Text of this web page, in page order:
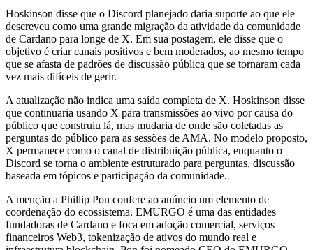
Hoskinson disse que o Discord planejado daria suporte ao que ele
descreveu como uma grande migração da atividade da comunidade
de Cardano para longe de X. Em sua postagem, ele disse que o
objetivo é criar canais positivos e bem moderados, ao mesmo tempo
que se afasta de padrões de discussão pública que se tornaram cada
vez mais difíceis de gerir.
A atualização não indica uma saída completa de X. Hoskinson disse
que continuaria usando X para transmissões ao vivo por causa do
público que construiu lá, mas mudaria de onde são coletadas as
perguntas do público para as sessões de AMA. No modelo proposto,
X permanece como o canal de distribuição pública, enquanto o
Discord se torna o ambiente estruturado para perguntas, discussão
baseada em tópicos e participação da comunidade.
A menção a Phillip Pon confere ao anúncio um elemento de
coordenação do ecossistema. EMURGO é uma das entidades
fundadoras de Cardano e foca em adoção comercial, serviços
financeiros Web3, tokenização de ativos do mundo real e